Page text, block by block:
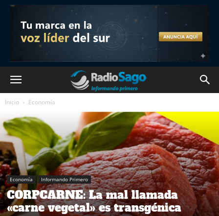
Inicio Economía
Economía Informando Primero
CORPCARNE: La mal llamada
«carne vegetal» es transgénica